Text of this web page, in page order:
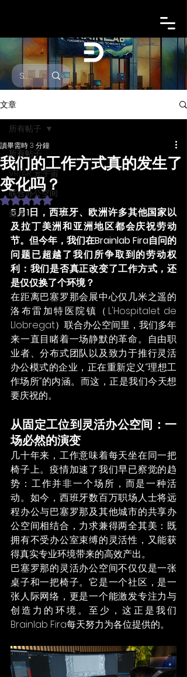
文章
所有帖子
VR/AR 元宇宙
联合办公空间
健身
所有帖子
我们的工作方式真的发生了
变化吗？
讀畢需時 3 分鐘
評等為 NaN（最高為 5 顆星）。
5月1日，西班牙、欧洲许多其他国家以
及拉丁美洲和亚洲地区都会庆祝劳动
节。但今年，我们在Brainlab Fira自问的
问题已超越了我们所争取到的劳动权
利：我们是否真正改变了工作方式，还
是仅仅换了个环境？
在距离巴塞罗那会展中心仅几米之遥的
洛布雷加特医院镇（L'Hospitalet de
Llobregat）联合办公空间里，我们多年
来一直目睹着一场静默的革命。自由职
业者、分布式团队以及致力于推行灵活
办公模式的企业，正在重新定义“理想工
作场所”的内涵。而这，正是我们今天想
要庆祝的。
从固定工位到灵活办公空间：一
场必然的演变
几十年来，工作意味着每天坐在同一把
椅子上。疫情加速了我们早已察觉的趋
势：工作并非一个场所，而是一种活
动。如今，西班牙数百万职场人士将远
程办公与巴塞罗那及其他城市的共享办
公空间相结合，力求兼得两全其美：既
拥有不受办公室束缚的灵活性，又能获
得真实专业环境带来的高效产出。
巴塞罗那的灵活办公空间不仅仅是一张
桌子和一把椅子。它是一个社区，是一
张人际网络，更是一个能激发专注力与
创造力的环境。至少，这正是我们
Brainlab Fira每天努力为各位提供的。